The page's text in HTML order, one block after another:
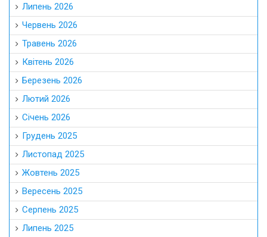
Липень 2026
Червень 2026
Травень 2026
Квітень 2026
Березень 2026
Лютий 2026
Січень 2026
Грудень 2025
Листопад 2025
Жовтень 2025
Вересень 2025
Серпень 2025
Липень 2025